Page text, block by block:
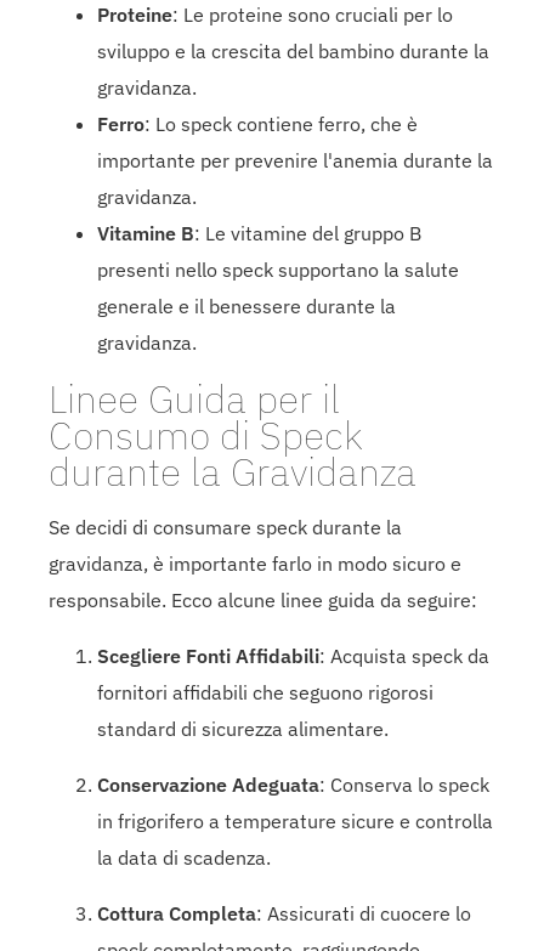
Proteine: Le proteine sono cruciali per lo
sviluppo e la crescita del bambino durante la
gravidanza.
Ferro: Lo speck contiene ferro, che è
importante per prevenire l'anemia durante la
gravidanza.
Vitamine B: Le vitamine del gruppo B
presenti nello speck supportano la salute
generale e il benessere durante la
gravidanza.
Linee Guida per il
Consumo di Speck
durante la Gravidanza
Se decidi di consumare speck durante la
gravidanza, è importante farlo in modo sicuro e
responsabile. Ecco alcune linee guida da seguire:
Scegliere Fonti Affidabili: Acquista speck da
fornitori affidabili che seguono rigorosi
standard di sicurezza alimentare.
Conservazione Adeguata: Conserva lo speck
in frigorifero a temperature sicure e controlla
la data di scadenza.
Cottura Completa: Assicurati di cuocere lo